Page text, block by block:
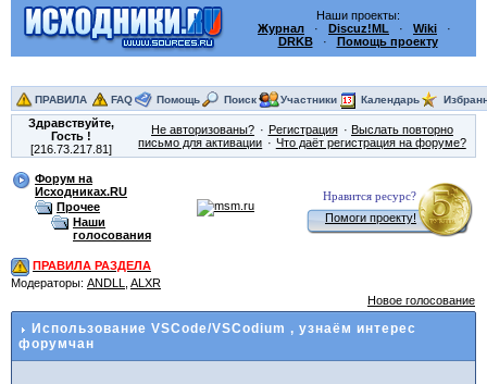
Наши проекты:
Журнал · Discuz!ML · Wiki ·
DRKB· Помощь проекту
ПРАВИЛА FAQ Помощь Поиск Участники Календарь
Здравствуйте,
Гость!
[216.73.217.81]
Не авторизованы? Регистрация
Выслать повторно
письмо для активации
Что даёт регистрация на форуме?
Форум на
Исходниках.RU
Прочее
Наши
голосования
Нравится ресурс?
Помоги проекту!
ПРАВИЛА РАЗДЕЛА
Модераторы: ANDLL
ALXR
Новое голосование
Использование VSCode/VSCodium , узнаём интерес
форумчан